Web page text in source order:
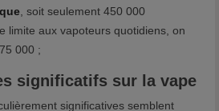
, soit seulement 450 000
limite aux vapoteurs quotidiens, on
000 ;
significatifs sur la vape
significatives semblent